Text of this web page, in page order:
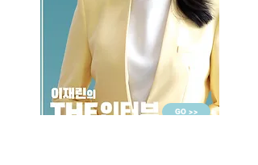
GO >>